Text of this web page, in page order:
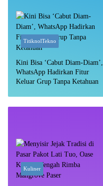
TitiknolTekno
Kini Bisa ‘Cabut Diam-Diam’,
WhatsApp Hadirkan Fitur
Keluar Grup Tanpa Ketahuan
Kuliner